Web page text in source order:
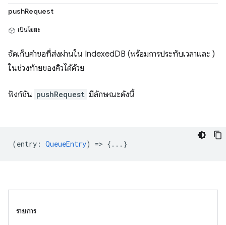
pushRequest
เป็นโมฆะ
จัดเก็บคำขอที่ส่งผ่านใน IndexedDB (พร้อมการประทับเวลาและ )
ในช่วงท้ายของคิวได้ด้วย
ฟังก์ชัน pushRequest มีลักษณะดังนี้
(entry : QueueEntry) => {...}
รายการ